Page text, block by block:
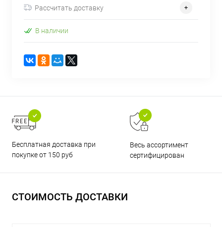
Рассчитать доставку
В наличии
Бесплатная доставка при
покупке от 150 руб
Весь ассортимент
сертифицирован
СТОИМОСТЬ ДОСТАВКИ